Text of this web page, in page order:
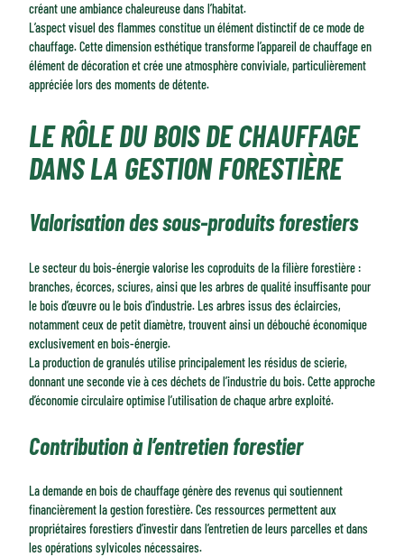
créant une ambiance chaleureuse dans l’habitat.
L’aspect visuel des flammes constitue un élément distinctif de ce mode de
chauffage. Cette dimension esthétique transforme l’appareil de chauffage en
élément de décoration et crée une atmosphère conviviale, particulièrement
appréciée lors des moments de détente.
LE RÔLE DU BOIS DE CHAUFFAGE
DANS LA GESTION FORESTIÈRE
Valorisation des sous-produits forestiers
Le secteur du bois-énergie valorise les coproduits de la filière forestière :
branches, écorces, sciures, ainsi que les arbres de qualité insuffisante pour
le bois d’œuvre ou le bois d’industrie. Les arbres issus des éclaircies,
notamment ceux de petit diamètre, trouvent ainsi un débouché économique
exclusivement en bois-énergie.
La production de granulés utilise principalement les résidus de scierie,
donnant une seconde vie à ces déchets de l’industrie du bois. Cette approche
d’économie circulaire optimise l’utilisation de chaque arbre exploité.
Contribution à l’entretien forestier
La demande en bois de chauffage génère des revenus qui soutiennent
financièrement la gestion forestière. Ces ressources permettent aux
propriétaires forestiers d’investir dans l’entretien de leurs parcelles et dans
les opérations sylvicoles nécessaires.